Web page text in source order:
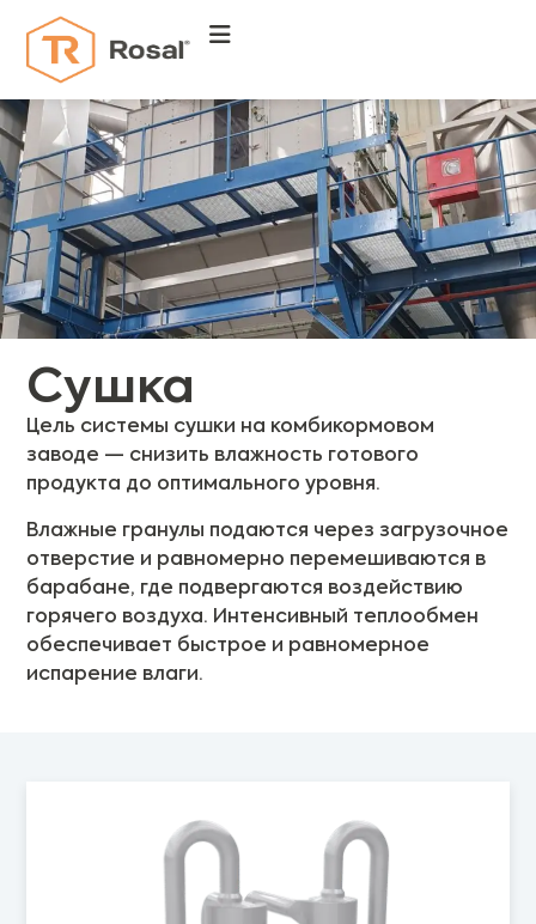
Сушка
Цель системы сушки на комбикормовом
заводе — снизить влажность готового
продукта до оптимального уровня.
Влажные гранулы подаются через загрузочное
отверстие и равномерно перемешиваются в
барабане, где подвергаются воздействию
горячего воздуха. Интенсивный теплообмен
обеспечивает быстрое и равномерное
испарение влаги.